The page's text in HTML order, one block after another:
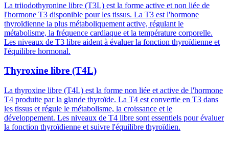
La triiodothyronine libre (T3L) est la forme active et non liée de
l'hormone T3 disponible pour les tissus. La T3 est l'hormone
thyroïdienne la plus métaboliquement active, régulant le
métabolisme, la fréquence cardiaque et la température corporelle.
Les niveaux de T3 libre aident à évaluer la fonction thyroïdienne et
l'équilibre hormonal.
Thyroxine libre (T4L)
La thyroxine libre (T4L) est la forme non liée et active de l'hormone
T4 produite par la glande thyroïde. La T4 est convertie en T3 dans
les tissus et régule le métabolisme, la croissance et le
développement. Les niveaux de T4 libre sont essentiels pour évaluer
la fonction thyroïdienne et suivre l'équilibre thyroïdien.